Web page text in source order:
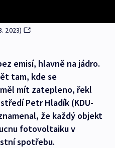
2023)
emisí, hlavně na jádro.
tam, kde se
mít zatepleno, řekl
Petr Hladík (KDU-
že každý objekt
fotovoltaiku v
spotřebu.